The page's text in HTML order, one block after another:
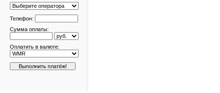
Телефон:
Сумма оплаты:
Оплатить в валюте: